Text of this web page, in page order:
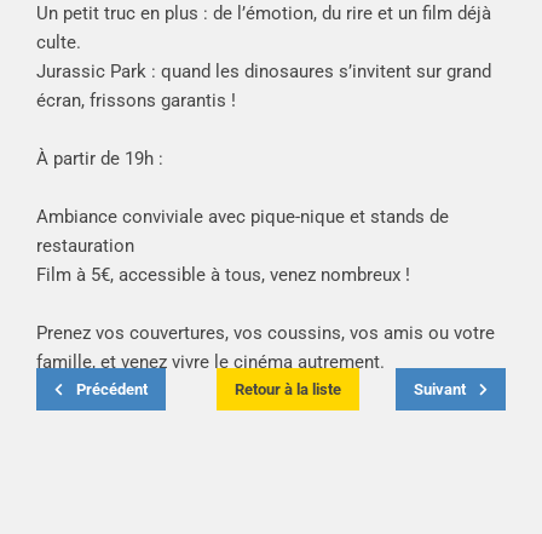
Un petit truc en plus : de l’émotion, du rire et un film déjà
culte.
Jurassic Park : quand les dinosaures s’invitent sur grand
écran, frissons garantis !
À partir de 19h :
Ambiance conviviale avec pique-nique et stands de
restauration
Film à 5€, accessible à tous, venez nombreux !
Prenez vos couvertures, vos coussins, vos amis ou votre
famille, et venez vivre le cinéma autrement.
Précédent Retour à la liste Suivant